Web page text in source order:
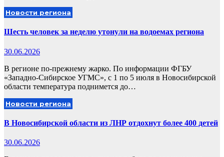
Новости региона
Шесть человек за неделю утонули на водоемах региона
30.06.2026
В регионе по-прежнему жарко. По информации ФГБУ
«Западно-Сибирское УГМС», с 1 по 5 июля в Новосибирской
области температура поднимется до…
Новости региона
В Новосибирской области из ЛНР отдохнут более 400 детей
30.06.2026